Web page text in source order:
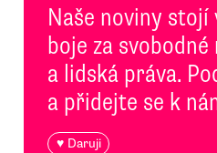
Naše noviny
boje za
a lidská práva.
a přidejte se k
♥ Daruji